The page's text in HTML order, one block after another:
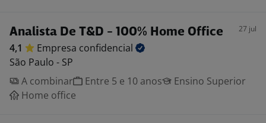
Analista De T&D - 100% Home Office 27 jul
4,1 Empresa confidencial
São Paulo - SP
A combinar
Entre 5 e 10 anos
Ensino Superior
Home office